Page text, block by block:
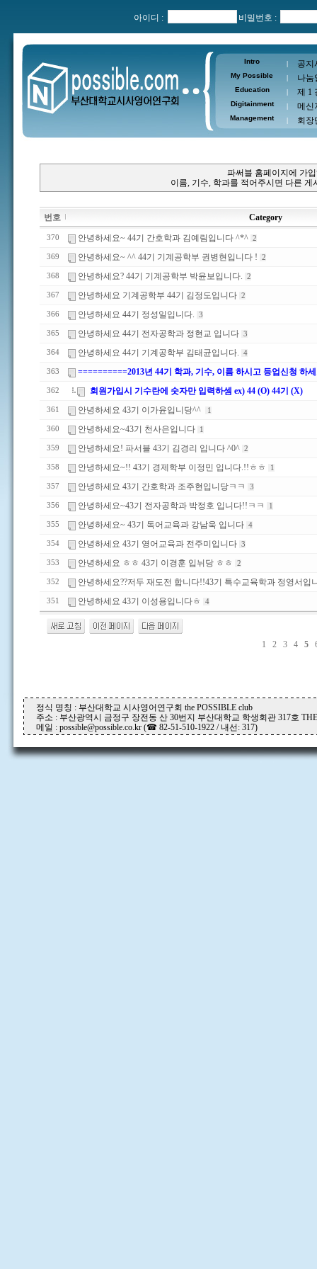
아이디 : 비밀번호 :
Intro | 공지
My Possible | 나눔
Education | 제 1
Digitainment | 메신
Management | 회장
파써블 홈페이지에 가
이름, 기수, 학과를 적어주시면 다른
번호 Category
370 안녕하세요~ 44기 간호학과 김예림입니다 ^*^ 2
369 안녕하세요~ ^^ 44기 기계공학부 권병현입니다 ! 2
368 안녕하세요? 44기 기계공학부 박윤보입니다. 2
367 안녕하세요 기계공학부 44기 김정도입니다 2
366 안녕하세요 44기 정성일입니다. 3
365 안녕하세요 44기 전자공학과 정현교 입니다 3
364 안녕하세요 44기 기계공학부 김태균입니다. 4
363 ==========2013년 44기 학과, 기수, 이름 하시고 등업신청 하
362 회원가입시 기수란에 숫자만 입력하셈 ex) 44 (O) 44기 (X)
361 안녕하세요 43기 이가윤입니당^^ 1
360 안녕하세요~43기 천사은입니다 1
359 안녕하세요! 파서블 43기 김경리 입니다 ^0^ 2
358 안녕하세요~!! 43기 경제학부 이정민 입니다.!!ㅎㅎ 1
357 안녕하세요 43기 간호학과 조주현입니당ㅋㅋ 3
356 안녕하세요~43기 전자공학과 박정호 입니다!!ㅋㅋ 1
355 안녕하세요~ 43기 독어교육과 강남욱 입니다 4
354 안녕하세요 43기 영어교육과 전주미입니다 3
353 안녕하세요 ㅎㅎ 43기 이경훈 입뉘당 ㅎㅎ 2
352 안녕하세요??저두 재도전 합니다!!43기 특수교육학과 정영서입
351 안녕하세요 43기 이성용입니다ㅎ 4
1 2 3 4 5
정식 명칭 : 부산대학교 시사영어연구회 the POSSIBLE club
주소 : 부산광역시 금정구 장전동 산 30번지 부산대학교 학생회관 317호
메일 : possible@possible.co.kr (☎ 82-51-510-1922 / 내선: 317)